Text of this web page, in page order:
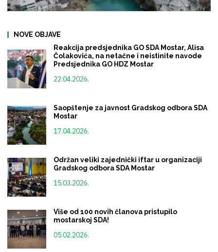
NOVE OBJAVE
Reakcija predsjednika GO SDA Mostar, Alisa
Čolakovića, na netačne i neistinite navode
Predsjednika GO HDZ Mostar
22.04.2026.
Saopštenje za javnost Gradskog odbora SDA
Mostar
17.04.2026.
Održan veliki zajednički iftar u organizaciji
Gradskog odbora SDA Mostar
15.03.2026.
Više od 100 novih članova pristupilo
mostarskoj SDA!
05.02.2026.